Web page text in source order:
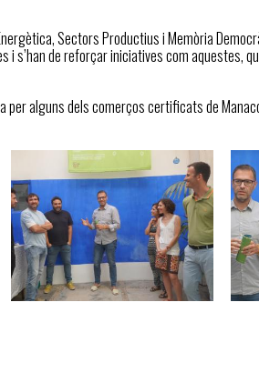
Sectors Productius i Memòria
s’han de reforçar iniciatives com aquestes,
per alguns dels comerços certificats de